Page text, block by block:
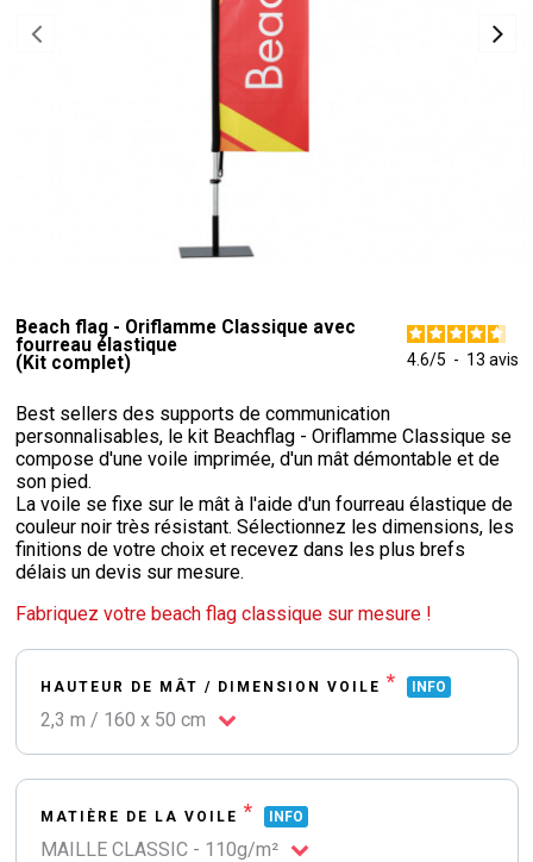
4.6/5 - 13 avis
Beach flag - Oriflamme Classique avec
fourreau élastique
(Kit complet)
Best sellers des supports de communication
personnalisables, le kit Beachflag - Oriflamme Classique se
compose d'une voile imprimée, d'un mât démontable et de
son pied.
La voile se fixe sur le mât à l'aide d'un fourreau élastique de
couleur noir très résistant. Sélectionnez les dimensions, les
finitions de votre choix et recevez dans les plus brefs
délais un devis sur mesure.
Fabriquez votre beach flag classique sur mesure !
HAUTEUR DE MÂT / DIMENSION VOILE * INFO
2,3 m / 160 x 50 cm
MATIÈRE DE LA VOILE * INFO
MAILLE CLASSIC - 110g/m²